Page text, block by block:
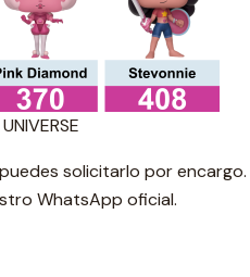
solicitarlo por
WhatsApp oficial.